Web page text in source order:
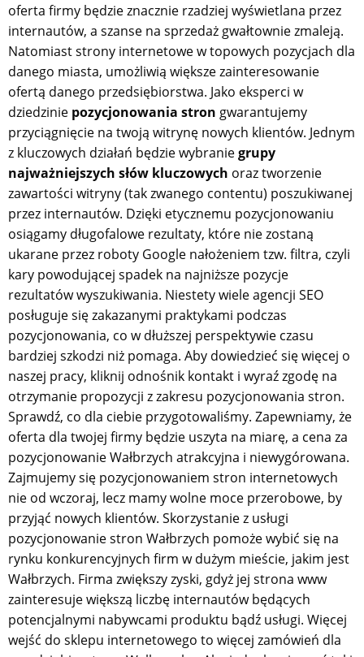
oferta firmy będzie znacznie rzadziej wyświetlana przez
internautów, a szanse na sprzedaż gwałtownie zmaleją.
Natomiast strony internetowe w topowych pozycjach dla
danego miasta, umożliwią większe zainteresowanie
ofertą danego przedsiębiorstwa. Jako eksperci w
dziedzinie pozycjonowania stron gwarantujemy
przyciągnięcie na twoją witrynę nowych klientów. Jednym
z kluczowych działań będzie wybraniegrupy
najważniejszych słów kluczowych oraz tworzenie
zawartości witryny (tak zwanego contentu) poszukiwanej
przez internautów. Dzięki etycznemu pozycjonowaniu
osiągamy długofalowe rezultaty, które nie zostaną
ukarane przez roboty Google nałożeniem tzw. filtra, czyli
kary powodującej spadek na najniższe pozycje
rezultatów wyszukiwania. Niestety wiele agencji SEO
posługuje się zakazanymi praktykami podczas
pozycjonowania, co w dłuższej perspektywie czasu
bardziej szkodzi niż pomaga. Aby dowiedzieć się więcej o
naszej pracy, kliknij odnośnik kontakt i wyraź zgodę na
otrzymanie propozycji z zakresu pozycjonowania stron.
Sprawdź, co dla ciebie przygotowaliśmy. Zapewniamy, że
oferta dla twojej firmy będzie uszyta na miarę, a cena za
pozycjonowanie Wałbrzych atrakcyjna i niewygórowana.
Zajmujemy się pozycjonowaniem stron internetowych
nie od wczoraj, lecz mamy wolne moce przerobowe, by
przyjąć nowych klientów. Skorzystanie z usługi
pozycjonowanie stron Wałbrzych pomoże wybić się na
rynku konkurencyjnych firm w dużym mieście, jakim jest
Wałbrzych. Firma zwiększy zyski, gdyż jej strona www
zainteresuje większą liczbę internautów będących
potencjalnymi nabywcami produktu bądź usługi. Więcej
wejść do sklepu internetowego to więcej zamówień dla